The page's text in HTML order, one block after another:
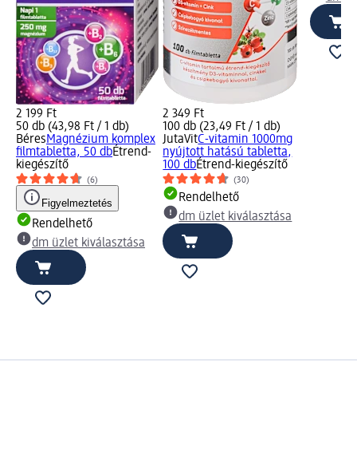
2 199 Ft
50 db (43,98 Ft / 1 db)
BéresMagnézium komplex
filmtabletta, 50 dbÉtrend-
kiegészítő
(6)
Figyelmeztetés
Rendelhető
dm üzlet kiválasztása
2 349 Ft
100 db (23,49 Ft / 1 db)
JutaVitC-vitamin 1000mg
nyújtott hatású tabletta,
100 dbÉtrend-kiegészítő
(30)
Rendelhető
dm üzlet kiválasztása